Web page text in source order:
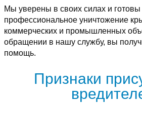
Мы уверены в своих силах и готовы
профессиональное уничтожение
коммерческих и промышленных
обращении в нашу службу, вы
помощь.
Признаки